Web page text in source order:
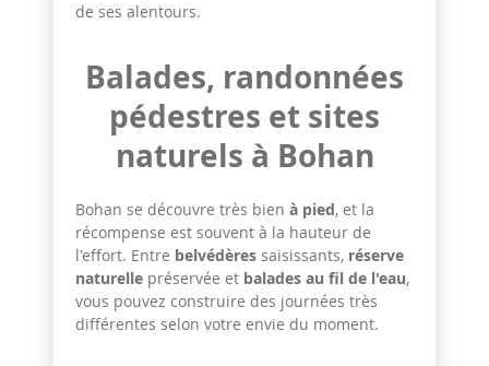
de ses alentours.
Balades, randonnées
pédestres et sites
naturels à Bohan
Bohan se découvre très bien à pied, et la
récompense est souvent à la hauteur de
l'effort. Entre belvédères saisissants, réserve
naturelle préservée et balades au fil de l'eau,
vous pouvez construire des journées très
différentes selon votre envie du moment.